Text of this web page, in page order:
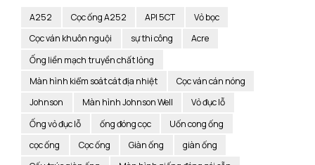
A252 Cọc ống A252 API 5CT
Vỏ bọc
Cọc ván khuôn nguội
sự thi công
Acre
Ống liền mạch truyền chất lỏng
Màn hình kiểm soát cát địa nhiệt
Cọc ván cán nóng
Johnson
Màn hình Johnson Well
Vỏ đục lỗ
Ống vỏ đục lỗ
ống đóng cọc
Uốn cong ống
cọc ống
Cọc ống Giàn ống
giàn ống